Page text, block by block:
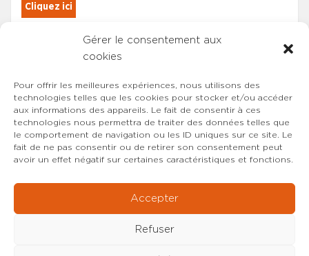
Gérer le consentement aux
cookies
Pour offrir les meilleures expériences, nous utilisons des
technologies telles que les cookies pour stocker et/ou accéder
aux informations des appareils. Le fait de consentir à ces
technologies nous permettra de traiter des données telles que
le comportement de navigation ou les ID uniques sur ce site. Le
fait de ne pas consentir ou de retirer son consentement peut
avoir un effet négatif sur certaines caractéristiques et fonctions.
Accepter
Refuser
Cliquez ici
Les adhérents du SYNCASS-CFDT
sont automatiquement inscrits.